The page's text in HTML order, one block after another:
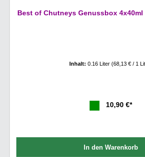
Best of Chutneys Genussbox 4x40ml
Inhalt: 0.16 Liter (68,13 € / 1
10,90 €*
In den Warenkorb